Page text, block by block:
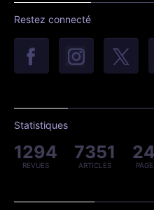
Restez connecté
Statistiques
1294
REVUES
7351
ARTICLES